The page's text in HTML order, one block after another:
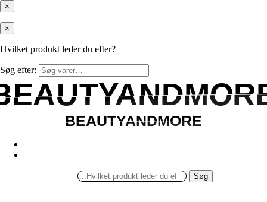
×
×
Hvilket produkt leder du efter?
Søg efter:
BEAUTYANDMORE
BEAUTYANDMORE
Søg